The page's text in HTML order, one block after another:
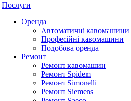
Послуги
Оренда
Автоматичні кавомашини
Професійні кавомашини
Подобова оренда
Ремонт
Ремонт кавомашин
Ремонт Spidem
Ремонт Simonelli
Ремонт Siemens